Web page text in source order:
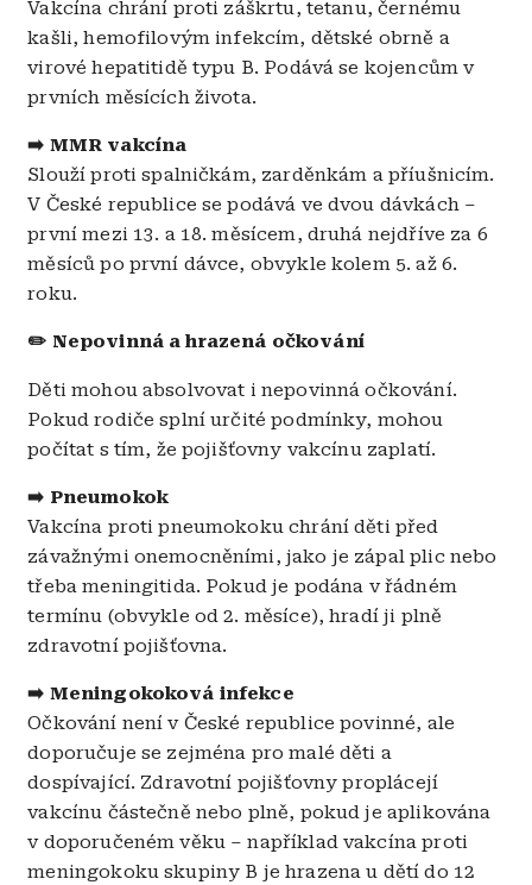
Vakcína chrání proti záškrtu, tetanu, černému
kašli, hemofilovým infekcím, dětské obrně a
virové hepatitidě typu B. Podává se kojencům v
prvních měsících života.
➡️ MMR vakcína
Slouží proti spalničkám, zarděnkám a příušnicím.
V České republice se podává ve dvou dávkách –
první mezi 13. a 18. měsícem, druhá nejdříve za 6
měsíců po první dávce, obvykle kolem 5. až 6.
roku.
✏️ Nepovinná a hrazená očkování
Děti mohou absolvovat i nepovinná očkování.
Pokud rodiče splní určité podmínky, mohou
počítat s tím, že pojišťovny vakcínu zaplatí.
➡️ Pneumokok
Vakcína proti pneumokoku chrání děti před
závažnými onemocněními, jako je zápal plic nebo
třeba meningitida. Pokud je podána v řádném
termínu (obvykle od 2. měsíce), hradí ji plně
zdravotní pojišťovna.
➡️ Meningokoková infekce
Očkování není v České republice povinné, ale
doporučuje se zejména pro malé děti a
dospívající. Zdravotní pojišťovny proplácejí
vakcínu částečně nebo plně, pokud je aplikována
v doporučeném věku – například vakcína proti
meningokoku skupiny B je hrazena u dětí do 12